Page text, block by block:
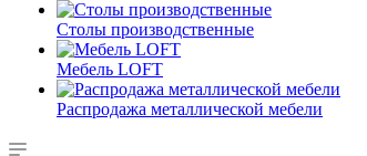
Столы производственные
Мебель LOFT
Распродажа металлической мебели